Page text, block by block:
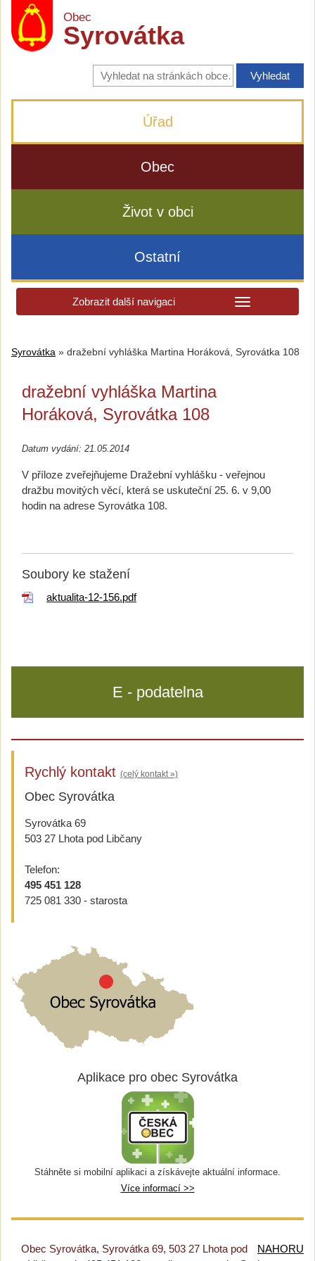
Obec
Syrovátka
Vyhledávání
na
stránkách
Úřad
Obec
Život v obci
Ostatní
Zobrazit další navigaci
Syrovátka » dražební vyhláška Martina Horáková, Syrovátka 108
dražební vyhláška Martina
Horáková, Syrovátka 108
Datum vydání: 21.05.2014
V příloze zveřejňujeme Dražební vyhlášku - veřejnou
dražbu movitých věcí, která se uskuteční 25. 6. v 9,00
hodin na adrese Syrovátka 108.
Soubory ke stažení
aktualita-12-156.pdf
E - podatelna
Rychlý kontakt (celý kontakt »)
Obec Syrovátka
Syrovátka 69
503 27 Lhota pod Libčany
Telefon:
495 451 128
725 081 330 - starosta
Aplikace pro obec Syrovátka
Stáhněte si mobilní aplikaci a získávejte aktuální informace.
Více informací >>
NAHORU
Obec Syrovátka, Syrovátka 69, 503 27 Lhota pod